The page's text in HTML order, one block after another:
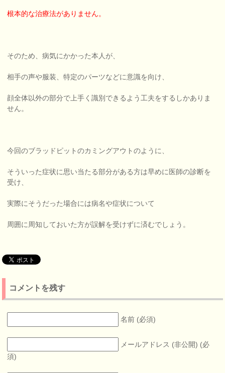
根本的な治療法がありません。
そのため、病気にかかった本人が、
相手の声や服装、特定のパーツなどに意識を向け、
顔全体以外の部分で上手く識別できるよう工夫をするしかありま
せん。
今回のブラッドピットのカミングアウトのように、
そういった症状に思い当たる部分がある方は早めに医師の診断を
受け、
実際にそうだった場合には病名や症状について
周囲に周知しておいた方が誤解を受けずに済むでしょう。
コメントを残す
名前 (必須)
メールアドレス (非公開) (必
須)